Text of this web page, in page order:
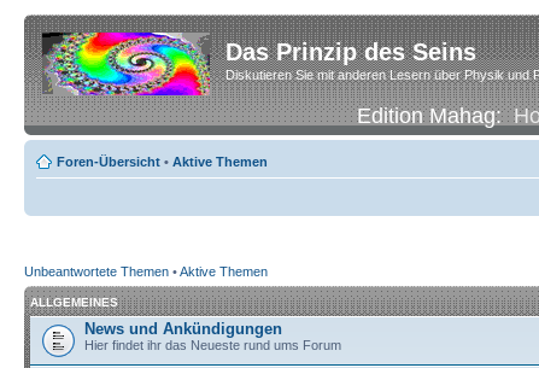
Das Prinzip des Seins
Diskutieren Sie mit anderen Lesern über Physik und
Edition Mahag:
Foren-Übersicht • Aktive Themen
Unbeantwortete Themen •Aktive Themen
ALLGEMEINES
News und Ankündigungen
Hier findet ihr das Neueste rund ums Forum